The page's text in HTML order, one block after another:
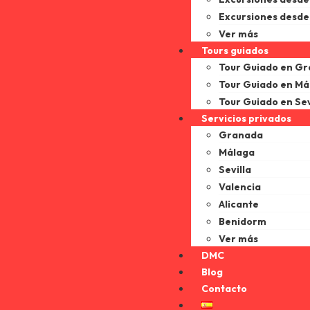
Excursiones
Ver más
Tours guiados
Tour Guiado en
Tour Guiado en
Tour Guiado en
Servicios privados
Granada
Málaga
Sevilla
Valencia
Alicante
Benidorm
Ver más
DMC
Blog
Contacto